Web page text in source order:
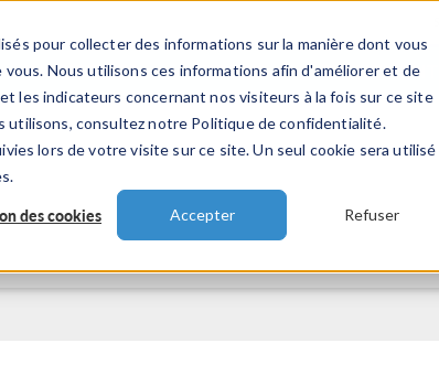
pour collecter des informations sur la manière dont vous
Nous utilisons ces informations afin d'améliorer et de
les indicateurs concernant nos visiteurs à la fois sur ce site
utilisons, consultez notre Politique de confidentialité.
lors de votre visite sur ce site. Un seul cookie sera utilisé
des cookies Accepter Refuser
INDUSTRIES VIDEOS EVENEMENTS